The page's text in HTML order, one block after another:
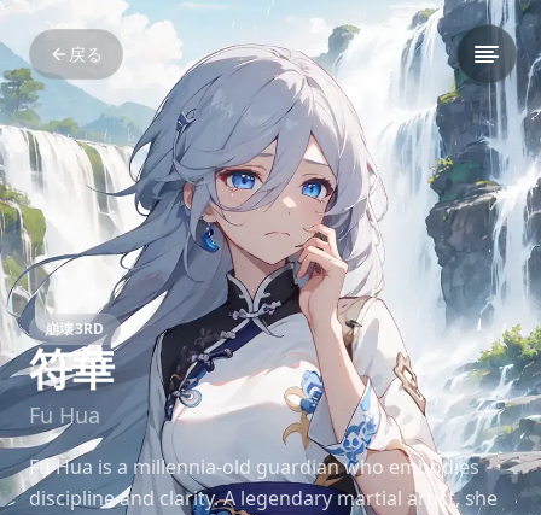
戻る
崩壊3RD
符華
Fu Hua
Fu Hua is a millennia-old guardian who embodies
discipline and clarity. A legendary martial artist, she